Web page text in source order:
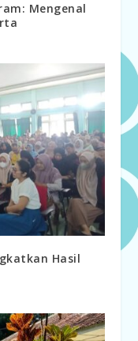
Mengenal
Hasil